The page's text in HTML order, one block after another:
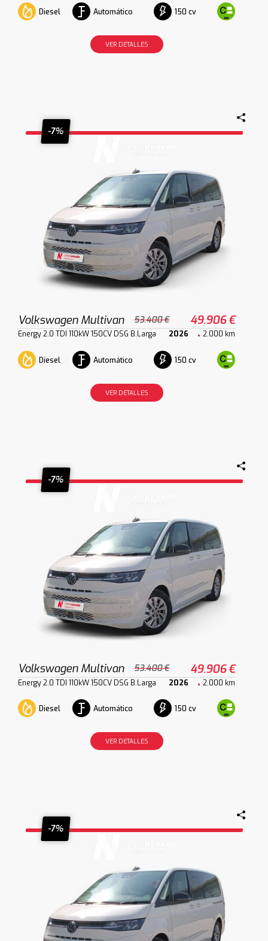
Diesel Automático 150 cv
VER DETALLES
-7%
Volkswagen Multivan 53.400 € 49.906 €
Energy 2.0 TDI 110kW 150CV DSG B.Larga 2026 2.000 km
Diesel Automático 150 cv
VER DETALLES
-7%
Volkswagen Multivan 53.400 € 49.906 €
Energy 2.0 TDI 110kW 150CV DSG B.Larga 2026 2.000 km
Diesel Automático 150 cv
VER DETALLES
-7%